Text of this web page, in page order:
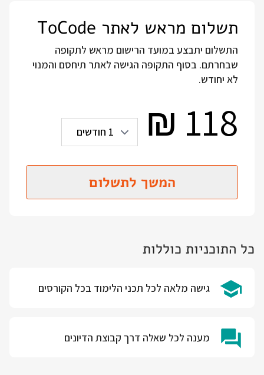
תשלום מראש לאתר ToCode
התשלום יתבצע במועד הרישום מראש לתקופה
שבחרתם. בסוף התקופה הגישה לאתר תיחסם והמנוי
לא יחודש.
118
₪
המשך לתשלום
כל התוכניות כוללות
גישה מלאה לכל תכני הלימוד בכל הקורסים
מענה לכל שאלה דרך קבוצת הדיונים